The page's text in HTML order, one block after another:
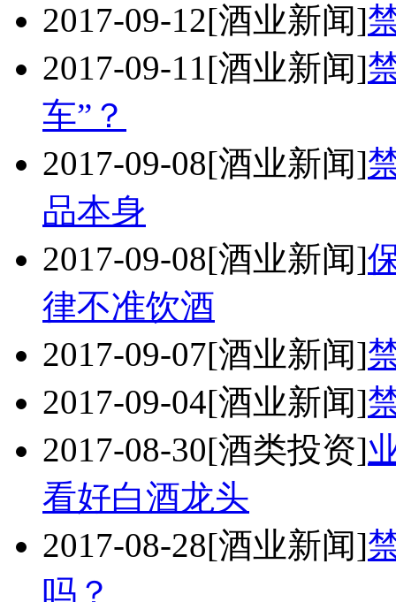
2017-09-12[酒业新闻]
2017-09-11[酒业新闻]
车”？
2017-09-08[酒业新闻]
品本身
2017-09-08[酒业新闻]
律不准饮酒
2017-09-07[酒业新闻]
2017-09-04[酒业新闻]
2017-08-30[酒类投资]
看好白酒龙头
2017-08-28[酒业新闻]
吗？